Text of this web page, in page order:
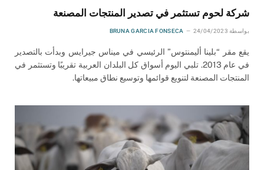
شركة لحوم تستثمر في تصدير المنتجات المصنعة
بواسطة BRUNA GARCIA FONSECA 24/04/2023
يقع مقر “بلينا أليمنتوس” الرئيسي في ميناس جيرايس وبدأت بالتصدير
في عام 2013. تلبي اليوم أسواق كل البلدان العربية تقريبًا وتستثمر في
المنتجات المصنعة لتنويع قوائمها وتوسيع نطاق مبيعاتها.